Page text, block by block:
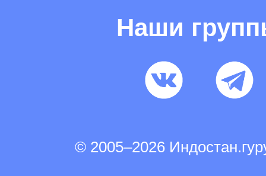
Наши
© 2005–2026